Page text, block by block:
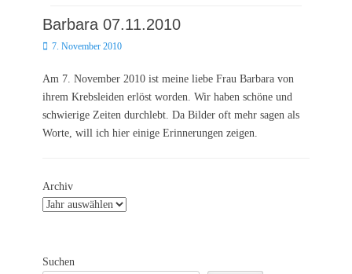
Barbara 07.11.2010
Posted
7. November 2010
Am 7. November 2010 ist meine liebe Frau Barbara von
ihrem Krebsleiden erlöst worden. Wir haben schöne und
schwierige Zeiten durchlebt. Da Bilder oft mehr sagen als
Worte, will ich hier einige Erinnerungen zeigen.
Archiv
Suchen